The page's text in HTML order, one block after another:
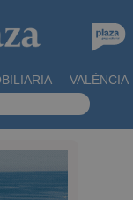
VALÈNCIA